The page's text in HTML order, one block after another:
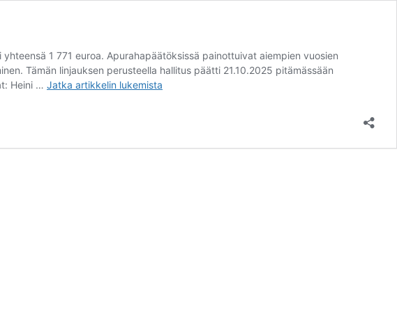
1 771 euroa. Apurahapäätöksissä painottuivat aiempien vuosien
Tämän linjauksen perusteella hallitus päätti 21.10.2025 pitämässään
Heini … Jatka artikkelin SATY
lukemista